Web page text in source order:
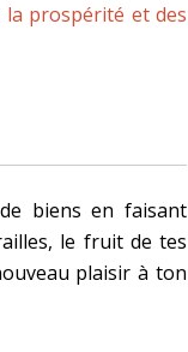
prospérité et des
biens en faisant
le fruit de tes
plaisir à ton